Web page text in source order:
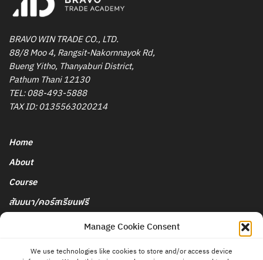
Manage Cookie Consent
We use technologies like cookies to store and/or access device
BRAVO WIN TRADE CO., LTD.
88/8 Moo 4, Rangsit-Nakornnayok Rd,
Bueng Yitho, Thanyaburi District,
Pathum Thani 12130
TEL:088-493-5888
TAX ID: 0135563020214
Home
About
Course
สัมมนา/คอร์สเรียนฟรี
นโยบายการยกเลิกและคืนเงิน